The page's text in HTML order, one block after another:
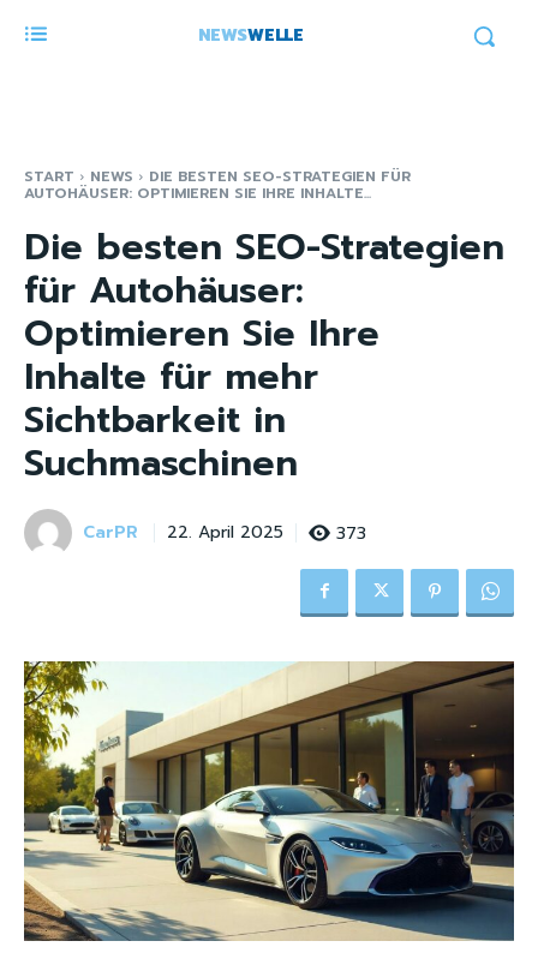
NEWSWELLE
START NEWS DIE BESTEN SEO-STRATEGIEN FÜR
AUTOHÄUSER: OPTIMIEREN SIE IHRE INHALTE...
Die besten SEO-Strategien
für Autohäuser:
Optimieren Sie Ihre
Inhalte für mehr
Sichtbarkeit in
Suchmaschinen
CarPR 22. April 2025 373